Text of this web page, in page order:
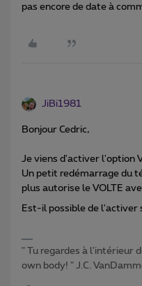
pas encore de date à
JiBi1981
Bonjour Cedric,
Je viens d'activer l'option
Un petit redémarrage du
plus autorise le VOLTE
Est-il possible de l'activer
" Tu regardes à l'intérieur
own body! " J.C.